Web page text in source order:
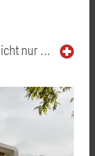
nur …